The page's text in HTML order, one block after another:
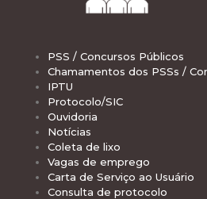
PSS / Concursos Públicos
Chamamentos dos PSSs /
IPTU
Protocolo/SIC
Ouvidoria
Notícias
Coleta de lixo
Vagas de emprego
Carta de Serviço ao Usuário
Consulta de protocolo